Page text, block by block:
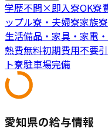
学歴不問×即入寮OK寮
ップル寮・夫婦寮家族
生活備品・家具・家電
熱費無料初期費用不要
ト寮駐車場完備
愛知県の給与情報